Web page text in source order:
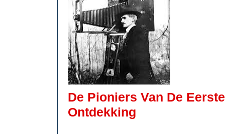
De Pioniers Van De
Ontdekking